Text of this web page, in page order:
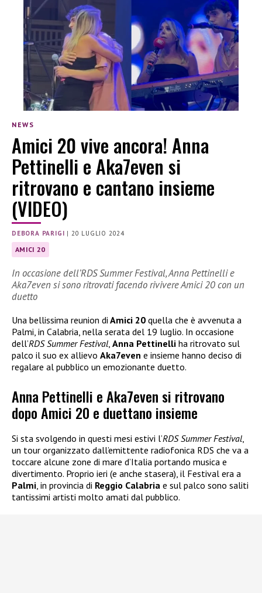
NEWS
Amici 20 vive ancora! Anna
Pettinelli e Aka7even si
ritrovano e cantano insieme
(VIDEO)
DEBORA PARIGI | 20 LUGLIO 2024
AMICI 20
In occasione dell’RDS Summer Festival, Anna Pettinelli e
Aka7even si sono ritrovati facendo rivivere Amici 20 con un
duetto
Una bellissima reunion di Amici 20 quella che è avvenuta a
Palmi, in Calabria, nella serata del 19 luglio. In occasione
dell’RDS Summer Festival Anna Pettinelli ha ritrovato sul
palco il suo ex allievo Aka7even e insieme hanno deciso di
regalare al pubblico un emozionante duetto.
Anna Pettinelli e Aka7even si ritrovano
dopo Amici 20 e duettano insieme
Si sta svolgendo in questi mesi estivi l’RDS Summer Festival
un tour organizzato dall’emittente radiofonica RDS che va a
toccare alcune zone di mare d’Italia portando musica e
divertimento. Proprio ieri (e anche stasera), il Festival era a
Palmi , in provincia di Reggio Calabria e sul palco sono saliti
tantissimi artisti molto amati dal pubblico.